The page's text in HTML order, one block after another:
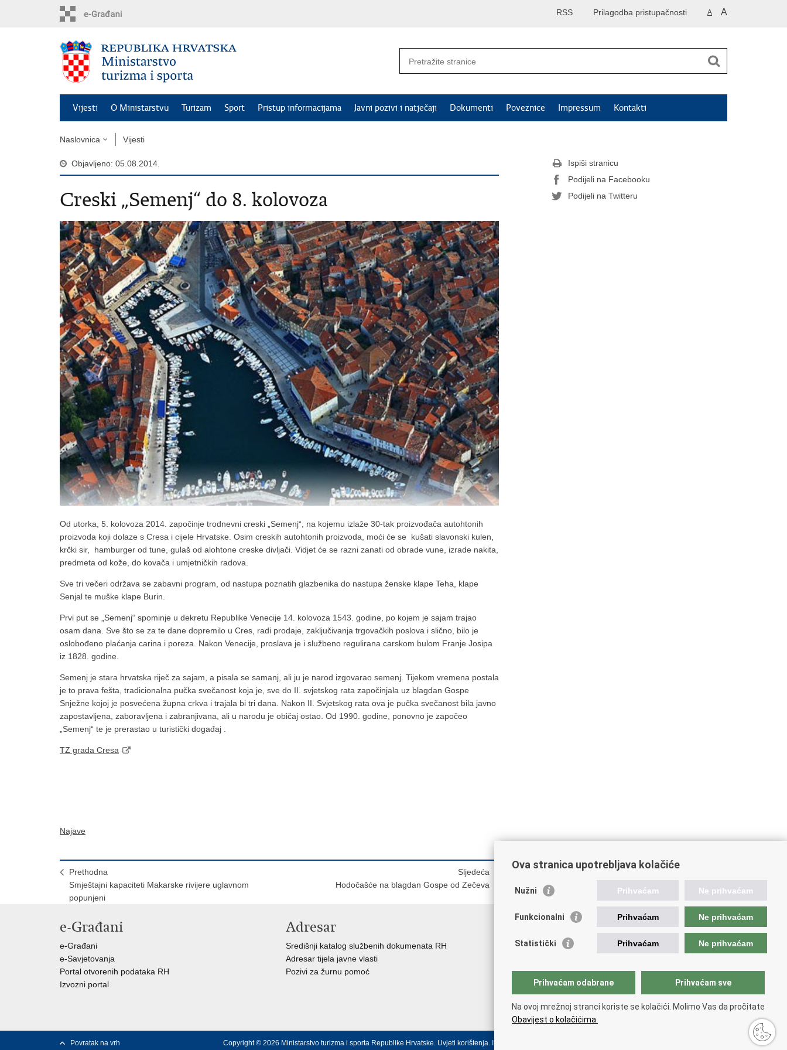
A A
Prilagodba pristupačnosti
RSS
Vijesti O Ministarstvu Turizam Sport Pristup informacijama Javni pozivi i natječaji Dokumenti Poveznice Impressum Kontakti
Naslovnica Vijesti
Objavljeno: 05.08.2014.
Creski „Semenj“ do 8. kolovoza
Od utorka, 5. kolovoza 2014. započinje trodnevni creski „Semenj“, na kojemu izlaže 30-tak proizvođača autohtonih
proizvoda koji dolaze s Cresa i cijele Hrvatske. Osim creskih autohtonih proizvoda, moći će se kušati slavonski kulen,
krčki sir, hamburger od tune, gulaš od alohtone creske divljači. Vidjet će se razni zanati od obrade vune, izrade nakita,
predmeta od kože, do kovača i umjetničkih radova.
Sve tri večeri održava se zabavni program, od nastupa poznatih glazbenika do nastupa ženske klape Teha, klape
Senjal te muške klape Burin.
Prvi put se „Semenj“ spominje u dekretu Republike Venecije 14. kolovoza 1543. godine, po kojem je sajam trajao
osam dana. Sve što se za te dane dopremilo u Cres, radi prodaje, zaključivanja trgovačkih poslova i slično, bilo je
oslobođeno plaćanja carina i poreza. Nakon Venecije, proslava je i službeno regulirana carskom bulom Franje Josipa
iz 1828. godine.
Semenj je stara hrvatska riječ za sajam, a pisala se samanj, ali ju je narod izgovarao semenj. Tijekom vremena postala
je to prava fešta, tradicionalna pučka svečanost koja je, sve do II. svjetskog rata započinjala uz blagdan Gospe
Snježne kojoj je posvećena župna crkva i trajala bi tri dana. Nakon II. Svjetskog rata ova je pučka svečanost bila javno
zapostavljena, zaboravljena i zabranjivana, ali u narodu je običaj ostao. Od 1990. godine, ponovno je započeo
„Semenj“ te je prerastao u turistički događaj .
TZ grada Cresa
Najave
Prethodna
Smještajni kapaciteti Makarske rivijere uglavnom
popunjeni
Sljedeća
Hodočašće na blagdan Gospe od Zečeva
Ispiši stranicu
Podijeli na Facebooku
Podijeli na Twitteru
e-Građani
e-Građani
e-Savjetovanja
Portal otvorenih podataka RH
Izvozni portal
Adresar
Središnji katalog službenih dokumenata RH
Adresar tijela javne vlasti
Pozivi za žurnu pomoć
Korisne poveznice
Vlada RH
Predsjednik RH
Pučka pravobraniteljica
Pravobraniteljica za ravnopravnost spolova
Povjerenik za informiranje
Povratak na vrh Copyright © 2026 Ministarstvo turizma i sporta Republike Hrvatske. Uvjeti korištenja. Izjava o pristupačnosti
Ova stranica upotrebljava kolačiće
Nužni Prihvaćam Ne prihvaćam
Funkcionalni Prihvaćam Ne prihvaćam
Statistički Prihvaćam Ne prihvaćam
Prihvaćam odabrane Prihvaćam sve
Na ovoj mrežnoj stranci koriste se kolačići. Molimo Vas da pročitate
Obavijest o kolačićima.